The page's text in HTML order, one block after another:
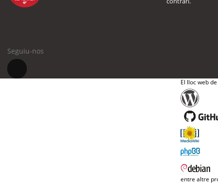
Seguiu-nos
El lloc web
entre altre